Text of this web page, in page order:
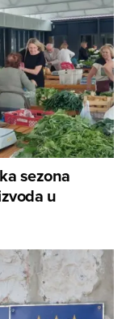
sezona
u